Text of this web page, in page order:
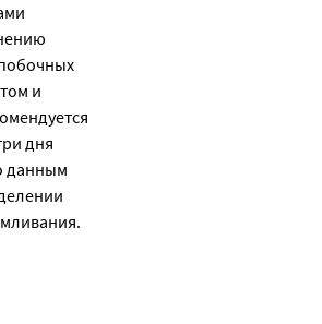
и
дня
данным